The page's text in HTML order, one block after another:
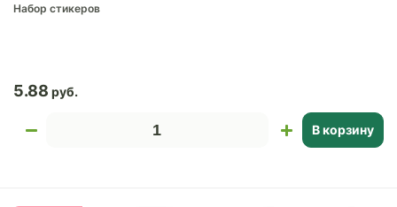
Набор стикеров
5.88
В корзину